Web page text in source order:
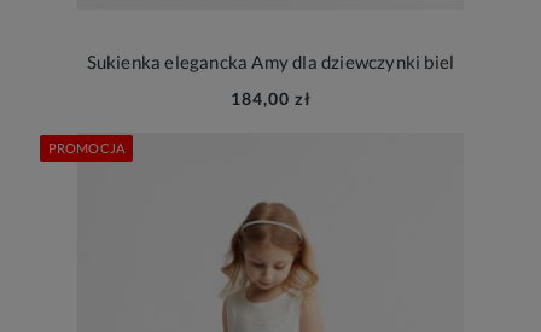
Sukienka elegancka Amy dla dziewczynki biel
184,00 zł
PROMOCJA